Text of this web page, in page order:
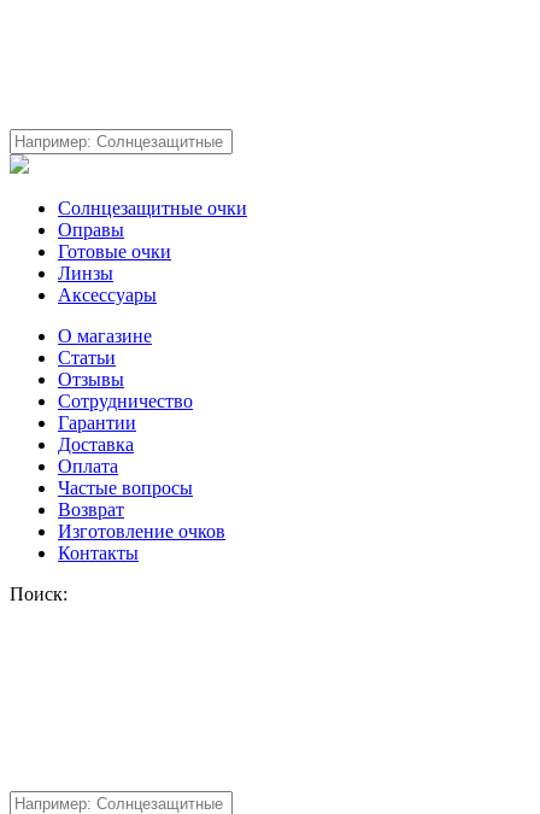
Солнцезащитные очки
Оправы
Готовые очки
Линзы
Аксессуары
О магазине
Статьи
Отзывы
Сотрудничество
Гарантии
Доставка
Оплата
Частые вопросы
Возврат
Изготовление очков
Контакты
Поиск: